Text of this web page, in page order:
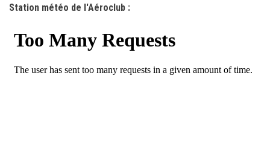
Station météo de l'Aéroclub :